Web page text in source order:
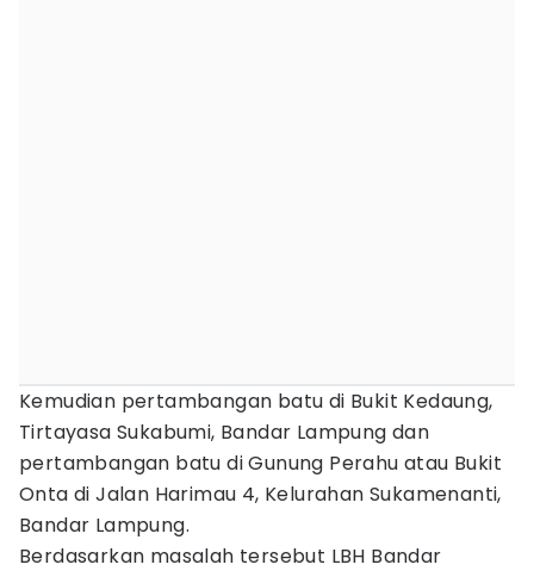
Kemudian pertambangan batu di Bukit Kedaung,
Tirtayasa Sukabumi, Bandar Lampung dan
pertambangan batu di Gunung Perahu atau Bukit
Onta di Jalan Harimau 4, Kelurahan Sukamenanti,
Bandar Lampung.
Berdasarkan masalah tersebut LBH Bandar